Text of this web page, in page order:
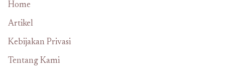
Home
Artikel
Kebijakan Privasi
Tentang Kami